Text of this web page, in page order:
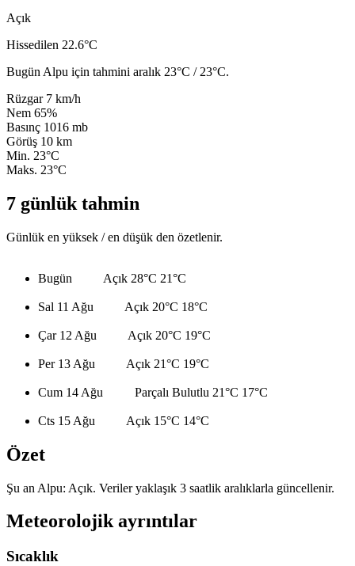
Açık
Hissedilen 22.6°C
Bugün Alpu için tahmini aralık 23°C / 23°C.
Rüzgar 7 km/h
Nem 65%
Basınç 1016 mb
Görüş 10 km
Min. 23°C
Maks. 23°C
7 günlük tahmin
Günlük en yüksek / en düşük den özetlenir.
Bugün Açık 28°C 21°C
Sal 11 Ağu Açık 20°C 18°C
Çar 12 Ağu Açık 20°C 19°C
Per 13 Ağu Açık 21°C 19°C
Cum 14 Ağu Parçalı Bulutlu 21°C 17°C
Cts 15 Ağu Açık 15°C 14°C
Özet
Şu an Alpu: Açık. Veriler yaklaşık 3 saatlik aralıklarla güncellenir.
Meteorolojik ayrıntılar
Sıcaklık